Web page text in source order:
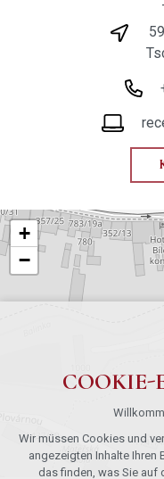
+
−
COOKIE-
Wir müssen Cookies und
angezeigten Inhalte Ihren
das finden, was Sie auf